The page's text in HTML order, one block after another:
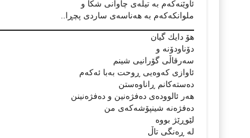
ئاوێنەكەم بە تیلەی چاوانی شكا و
ملوانكەكەم بە هەناسەی ساردی پچڕا..
هۆ دایك گیان
دۆناودۆنە و
سەرقاڵی گۆرانیی شینم
ئاوازی كەوەیی ڕوحت بەبا ئەكەم
دەستەكانم ڕاناوەستن
هەر ئالوودەی دەفژەنین و دەفژەنینن
دەفژەنە شینپۆشەكەی من
لێوڕێژ بووە
لە ڕەنگی تاڵ